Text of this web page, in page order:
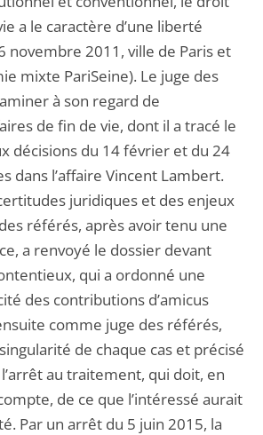
a le caractère d’une liberté
novembre 2011, ville de Paris et
mixte PariSeine). Le juge des
à son regard de
de fin de vie, dont il a tracé le
décisions du 14 février et du 24
dans l’affaire Vincent Lambert.
juridiques et des enjeux
référés, après avoir tenu une
a renvoyé le dossier devant
qui a ordonné une
des contributions d’amicus
comme juge des référés,
de chaque cas et précisé
au traitement, qui doit, en
de ce que l’intéressé aurait
Par un arrêt du 5 juin 2015, la